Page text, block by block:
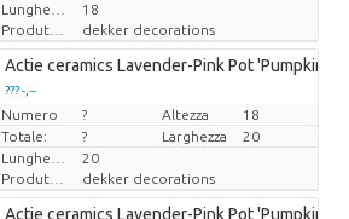
18
Produttore
dekker decorations
Actie ceramics Lavender-Pink Pot 'Pumpkin'
??? -,--
Prezzo x uno
Numero ? Altezza
18
Totale:
? Larghezza
20
20
Produttore
dekker decorations
Actie ceramics Lavender-Pink Pot 'Pumpkin'